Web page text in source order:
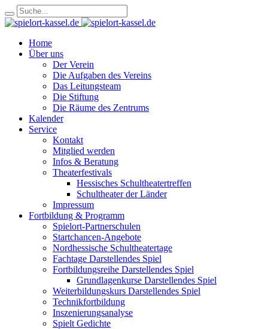
Home
Über uns
Der Verein
Die Aufgaben des Vereins
Das Leitungsteam
Die Stiftung
Die Räume des Zentrums
Kalender
Service
Kontakt
Mitglied werden
Infos & Beratung
Theaterfestivals
Hessisches Schultheatertreffen
Schultheater der Länder
Impressum
Fortbildung & Programm
Spielort-Partnerschulen
Startchancen-Angebote
Nordhessische Schultheatertage
Fachtage Darstellendes Spiel
Fortbildungsreihe Darstellendes Spiel
Grundlagenkurse Darstellendes Spiel
Weiterbildungskurs Darstellendes Spiel
Technikfortbildung
Inszenierungsanalyse
Spielt Gedichte